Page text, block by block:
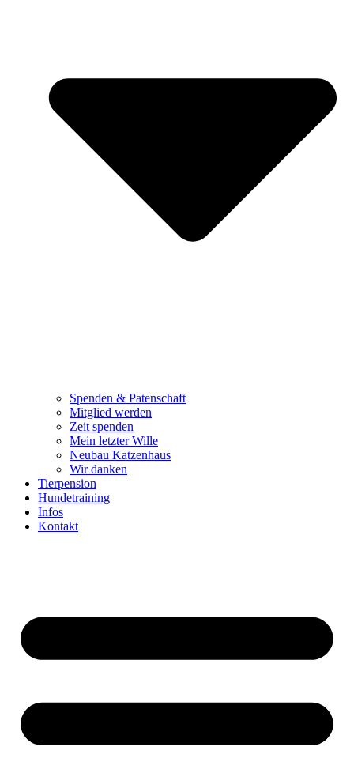
Spenden & Patenschaft
Mitglied werden
Zeit spenden
Mein letzter Wille
Neubau Katzenhaus
Wir danken
Tierpension
Hundetraining
Infos
Kontakt